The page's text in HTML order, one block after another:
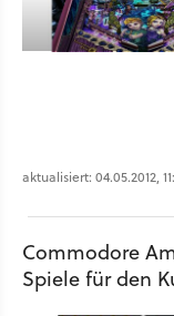
aktualisiert: 04.05.2012,
Commodore
Spiele für den